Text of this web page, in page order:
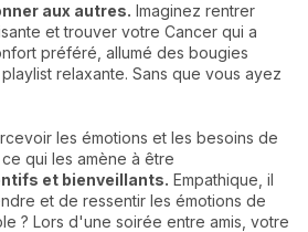
aux autres. Imaginez rentrer
et trouver votre Cancer qui a
préféré, allumé des bougies
relaxante. Sans que vous ayez
les émotions et les besoins de
qui les amène à être
et bienveillants. Empathique, il
et de ressentir les émotions de
? Lors d'une soirée entre amis, votre